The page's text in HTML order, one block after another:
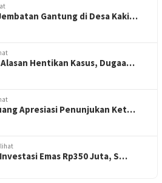
Gantung di Desa Kaki…
Hentikan Kasus, Dugaa…
Apresiasi Penunjukan Ket…
Emas Rp350 Juta, S…